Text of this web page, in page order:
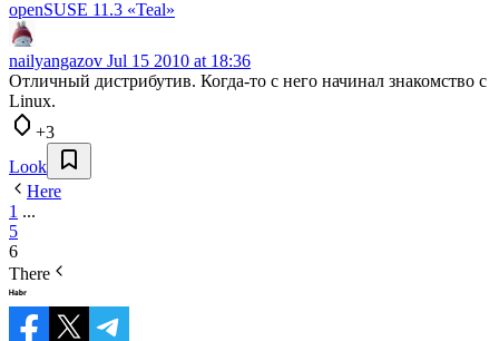
openSUSE 11.3 «Teal»
nailyangazov Jul 15 2010 at 18:36
Отличный дистрибутив. Когда-то с него начинал знакомство с
Linux.
+3
Look
Here
1 ...
5
6
There